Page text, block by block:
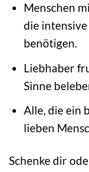
Menschen
die
benötigen.
Liebhaber
Sinne
Alle, die ein
lieben
Schenke dir